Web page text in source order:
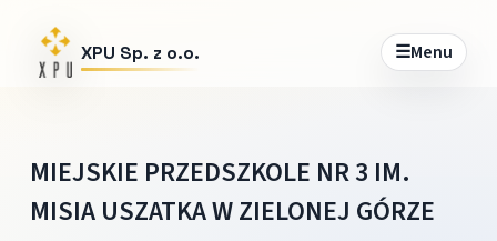
XPU Sp. z o.o. ☰Menu
MIEJSKIE PRZEDSZKOLE NR 3 IM.
MISIA USZATKA W ZIELONEJ GÓRZE